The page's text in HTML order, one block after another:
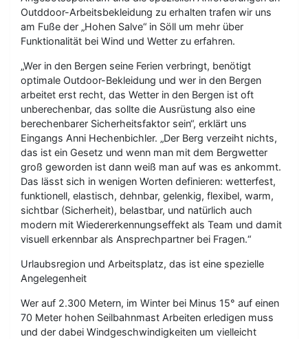
Outddoor-Arbeitsbekleidung zu erhalten trafen wir uns
am Fuße der „Hohen Salve“ in Söll um mehr über
Funktionalität bei Wind und Wetter zu erfahren.
„Wer in den Bergen seine Ferien verbringt, benötigt
optimale Outdoor-Bekleidung und wer in den Bergen
arbeitet erst recht, das Wetter in den Bergen ist oft
unberechenbar, das sollte die Ausrüstung also eine
berechenbarer Sicherheitsfaktor sein“, erklärt uns
Eingangs Anni Hechenbichler. „Der Berg verzeiht nichts,
das ist ein Gesetz und wenn man mit dem Bergwetter
groß geworden ist dann weiß man auf was es ankommt.
Das lässt sich in wenigen Worten definieren: wetterfest,
funktionell, elastisch, dehnbar, gelenkig, flexibel, warm,
sichtbar (Sicherheit), belastbar, und natürlich auch
modern mit Wiedererkennungseffekt als Team und damit
visuell erkennbar als Ansprechpartner bei Fragen.“
Urlaubsregion und Arbeitsplatz, das ist eine spezielle
Angelegenheit
Wer auf 2.300 Metern, im Winter bei Minus 15° auf einen
70 Meter hohen Seilbahnmast Arbeiten erledigen muss
und der dabei Windgeschwindigkeiten um vielleicht